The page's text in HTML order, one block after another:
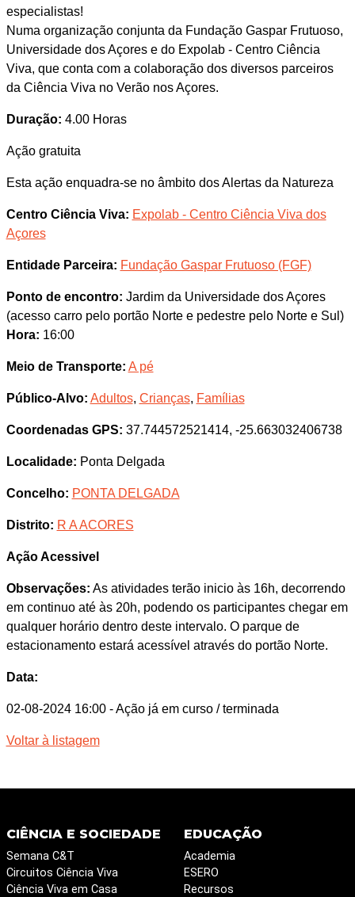
especialistas!
Numa organização conjunta da Fundação Gaspar Frutuoso,
Universidade dos Açores e do Expolab - Centro Ciência
Viva, que conta com a colaboração dos diversos parceiros
da Ciência Viva no Verão nos Açores.
Duração: 4.00 Horas
Ação gratuita
Esta ação enquadra-se no âmbito dos Alertas da Natureza
Centro Ciência Viva: Expolab - Centro Ciência Viva dos
Açores
Entidade Parceira: Fundação Gaspar Frutuoso (FGF)
Ponto de encontro: Jardim da Universidade dos Açores
(acesso carro pelo portão Norte e pedestre pelo Norte e Sul)
Hora: 16:00
Meio de Transporte: A pé
Público-Alvo: Adultos, Crianças, Famílias
Coordenadas GPS: 37.744572521414, -25.663032406738
Localidade: Ponta Delgada
Concelho: PONTA DELGADA
Distrito: R A ACORES
Ação Acessivel
Observações: As atividades terão inicio às 16h, decorrendo
em continuo até às 20h, podendo os participantes chegar em
qualquer horário dentro deste intervalo. O parque de
estacionamento estará acessível através do portão Norte.
Data:
02-08-2024 16:00 - Ação já em curso / terminada
Voltar à listagem
CIÊNCIA E SOCIEDADE
Semana C&T
Circuitos Ciência Viva
Ciência Viva em Casa
EDUCAÇÃO
Academia
ESERO
Recursos